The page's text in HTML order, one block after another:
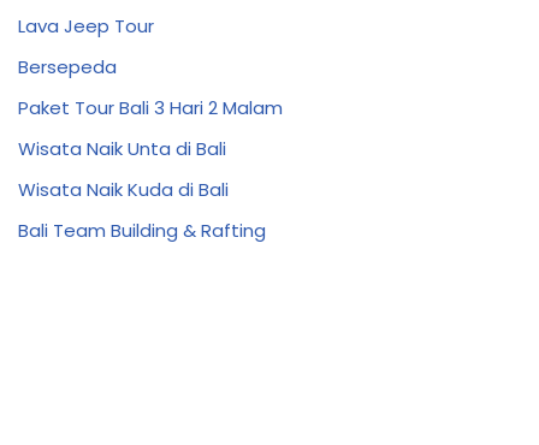
Lava Jeep Tour
Bersepeda
Paket Tour Bali 3 Hari 2 Malam
Wisata Naik Unta di Bali
Wisata Naik Kuda di Bali
Bali Team Building & Rafting